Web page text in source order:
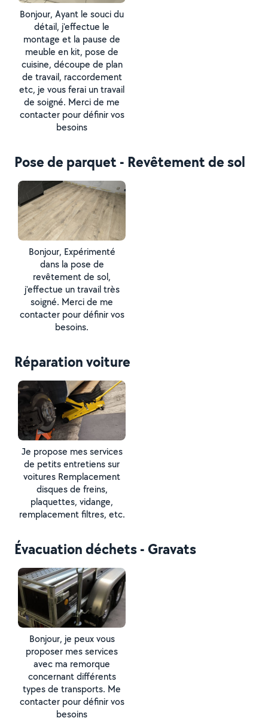
Bonjour, Ayant le souci du
détail, j'effectue le
montage et la pause de
meuble en kit, pose de
cuisine, découpe de plan
de travail, raccordement
etc, je vous ferai un travail
de soigné. Merci de me
contacter pour définir vos
besoins
Pose de parquet - Revêtement de sol
Bonjour, Expérimenté
dans la pose de
revêtement de sol,
j'effectue un travail très
soigné. Merci de me
contacter pour définir vos
besoins.
Réparation voiture
Je propose mes services
de petits entretiens sur
voitures Remplacement
disques de freins,
plaquettes, vidange,
remplacement filtres, etc.
Évacuation déchets - Gravats
Bonjour, je peux vous
proposer mes services
avec ma remorque
concernant différents
types de transports. Me
contacter pour définir vos
besoins